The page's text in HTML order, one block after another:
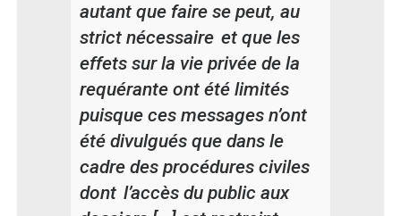
autant que faire se peut, au
strict nécessaire et que les
effets sur la vie privée de la
requérante ont été limités
puisque ces messages n’ont
été divulgués que dans le
cadre des procédures civiles
dont l’accès du public aux